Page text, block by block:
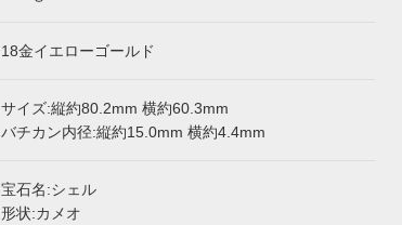
18金イエローゴールド
サイズ:縦約80.2mm 横約60.3mm
バチカン内径:縦約15.0mm 横約4.4mm
宝石名:シェル
形状:カメオ